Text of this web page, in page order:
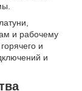
и рабочему
и
и